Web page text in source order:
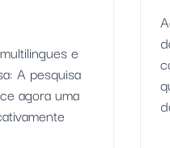
e
A pesquisa
agora uma